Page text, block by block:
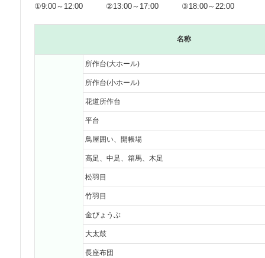
①9:00～12:00 ②13:00～17:00 ③18:00～22:00
名称
所作台(大ホール)
所作台(小ホール)
花道所作台
平台
鳥屋囲い、開帳場
高足、中足、箱馬、木足
松羽目
竹羽目
金びょうぶ
大太鼓
長座布団